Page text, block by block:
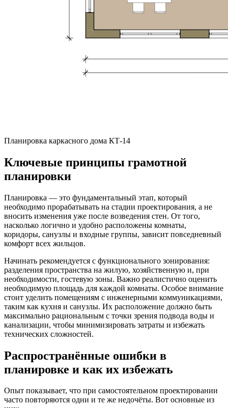
Планировка каркасного дома КТ-14
Ключевые принципы грамотной
планировки
Планировка — это фундаментальный этап, который
необходимо прорабатывать на стадии проектирования, а не
вносить изменения уже после возведения стен. От того,
насколько логично и удобно расположены комнаты,
коридоры, санузлы и входные группы, зависит повседневный
комфорт всех жильцов.
Начинать рекомендуется с функционального зонирования:
разделения пространства на жилую, хозяйственную и, при
необходимости, гостевую зоны. Важно реалистично оценить
необходимую площадь для каждой комнаты. Особое внимание
стоит уделить помещениям с инженерными коммуникациями,
таким как кухня и санузлы. Их расположение должно быть
максимально рациональным с точки зрения подвода воды и
канализации, чтобы минимизировать затраты и избежать
технических сложностей.
Распространённые ошибки в
планировке и как их избежать
Опыт показывает, что при самостоятельном проектировании
часто повторяются одни и те же недочёты. Вот основные из